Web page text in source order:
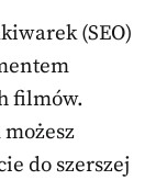
(SEO)
filmów.
do szerszej